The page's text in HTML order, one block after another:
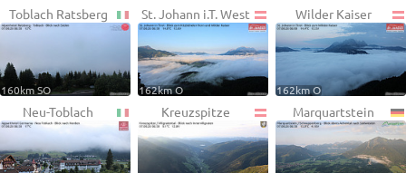
Toblach Ratsberg
160km SO
St. Johann i.T. West
162km O
Wilder Kaiser
162km O
Neu-Toblach Kreuzspitze Marquartstein